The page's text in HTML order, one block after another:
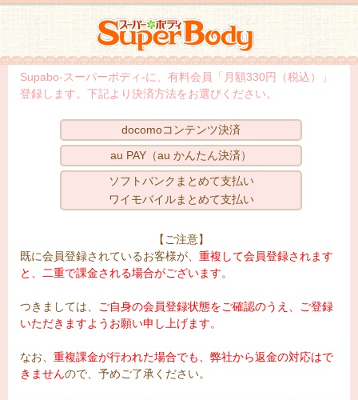
スーパーボディ
Supabo-スーパーボディ-に、有料会員「月額330円（税込）」
登録します。下記より決済方法をお選びください。
docomoコンテンツ決済
au PAY（au かんたん決済）
ソフトバンクまとめて支払い
ワイモバイルまとめて支払い
【ご注意】
既に会員登録されているお客様が、 重複して会員登録されます
と、二重で課金される場合がございます。
つきましては、
ご自身の会員登録状態をご確認のうえ、ご登録
いただきますようお願い申し上げます。
なお、 重複課金が行われた場合でも、弊社から返金の対応はで
きませんので、予めご了承ください。